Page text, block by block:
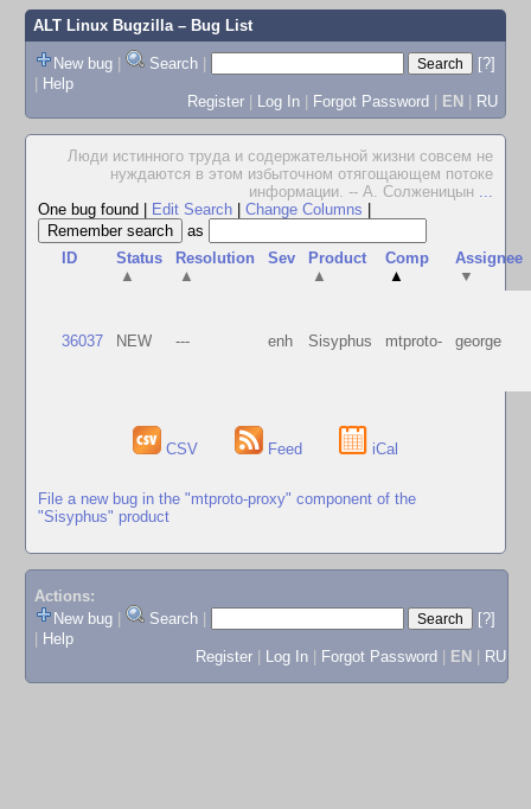
ALT Linux Bugzilla– Bug List
New bug | Search |
[?]
| Help
Register | Log In | Forgot Password | EN | RU
Люди истинного труда и содержательной жизни совсем не
нуждаются в этом избыточном отягощающем потоке
информации. -- А. Солженицын ...
One bug found
Edit Search Change Columns
as
ID
Status
▲
Resolution
▲
Sev
Product
▲
Comp
▲
Assignee
▼
36037 NEW --- enh Sisyphus mtproto- george
CSV Feed iCal
File a new bug in the "mtproto-proxy" component of the
"Sisyphus" product
Actions:
New bug
Search
[?]
Help
Register
Log In Forgot Password EN RU